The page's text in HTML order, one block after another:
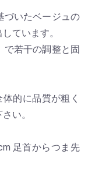
づいたベージュの
ています。
若干の調整と固
的に品質が粗く
い。
足首からつま先